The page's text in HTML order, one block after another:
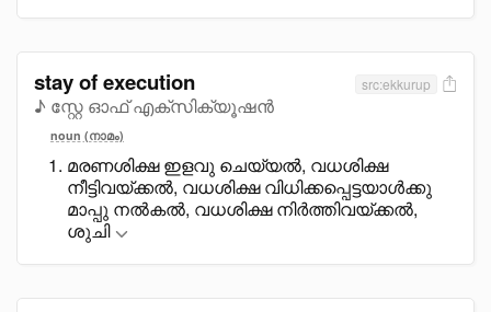
stay of execution
♪ സ്റ്റേ ഓഫ് എക്സിക്യൂഷൻ
src:ekkurup
noun (നാമം)
മരണശിക്ഷ ഇളവു ചെയ്യൽ, വധശിക്ഷ
നീട്ടിവയ്ക്കൽ, വധശിക്ഷ വിധിക്കപ്പെട്ടയാൾക്കു
മാപ്പു നൽകൽ, വധശിക്ഷ നിർത്തിവയ്ക്കൽ,
ശുചി